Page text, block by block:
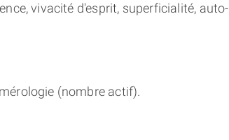
vivacité d'esprit, superficialité, auto-
(nombre actif).
NUMÉROSCOPE